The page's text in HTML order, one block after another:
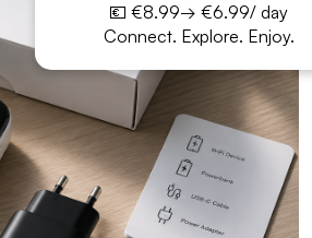
💶 €8.99→ €6.99/ day
Connect. Explore. Enjoy.